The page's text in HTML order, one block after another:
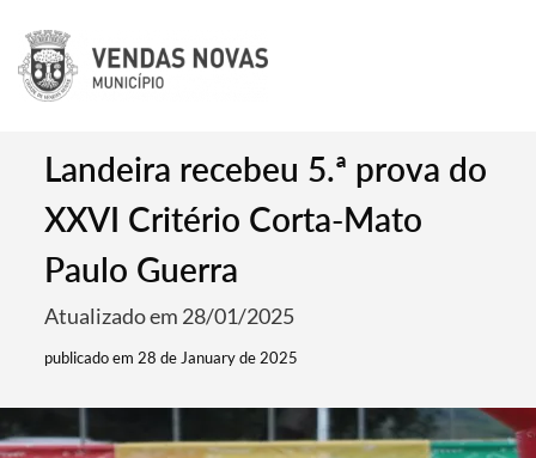
Landeira recebeu 5.ª prova do
XXVI Critério Corta-Mato
Paulo Guerra
Atualizado em 28/01/2025
publicado em 28 de January de 2025